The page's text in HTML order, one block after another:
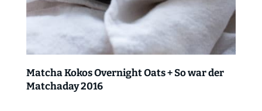
Matcha Kokos Overnight Oats + So war der
Matchaday 2016